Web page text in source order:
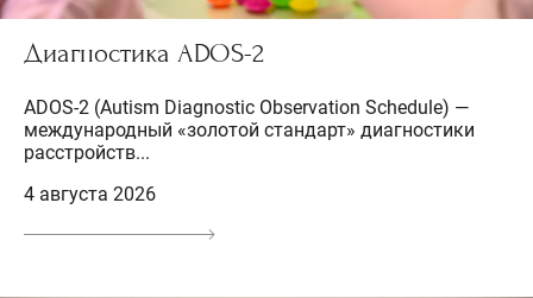
Диагностика ADOS-2
ADOS-2 (Autism Diagnostic Observation Schedule) —
международный «золотой стандарт» диагностики
расстройств...
4 августа 2026